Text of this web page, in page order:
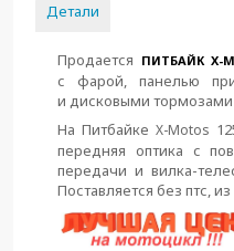
Детали
Продается ПИТБАЙК X-
с фарой, панелью
и дисковыми тормозами
На ПитбайкеX-Motos
передняя оптика с
передачи и вилка-
Поставляется без птс,